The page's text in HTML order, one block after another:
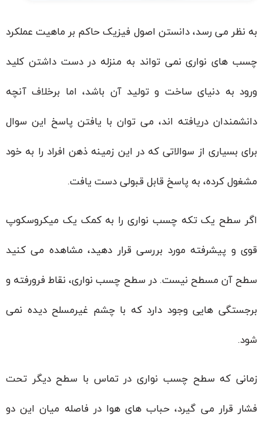
به نظر می رسد، دانستن اصول فیزیک حاکم بر ماهیت عملکرد
چسب های نواری نمی تواند به منزله در دست داشتن کلید
ورود به دنیای ساخت و تولید آن باشد، اما برخلاف آنچه
دانشمندان دریافته اند، می توان با یافتن پاسخ این سوال
برای بسیاری از سوالاتی که در این زمینه ذهن افراد را به خود
مشغول کرده، به پاسخ قابل قبولی دست یافت.
اگر سطح یک تکه چسب نواری را به کمک یک میکروسکوپ
قوی و پیشرفته مورد بررسی قرار دهید، مشاهده می کنید
سطح آن مسطح نیست. در سطح چسب نواری، نقاط فرورفته و
برجستگی هایی وجود دارد که با چشم غیرمسلح دیده نمی
شود.
زمانی که سطح چسب نواری در تماس با سطح دیگر تحت
فشار قرار می گیرد، حباب های هوا در فاصله میان این دو